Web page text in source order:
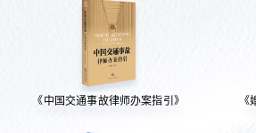
《中国交通事故律师办案指引》